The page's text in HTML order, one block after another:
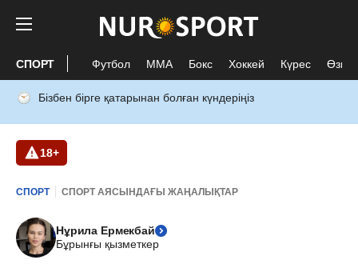
СПОРТ Футбол ММА Бокс Хоккей Күрес Өзге
Бізбен бірге қатарынан болған күндеріңіз
18+
СПОРТ СПОРТ АЯСЫНДАҒЫ ЖАҢАЛЫҚТАР
Нұрила Ермекбай
Бұрынғы қызметкер